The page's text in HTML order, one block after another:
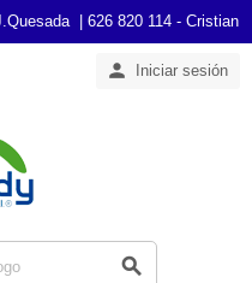
| 626 820 114 - Cristian
 Iniciar sesión
